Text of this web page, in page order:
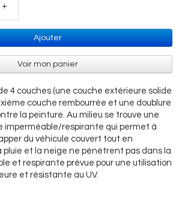
+
Ajouter
Voir mon panier
4 couches (une couche extérieure solide
couche rembourrée et une doublure
la peinture. Au milieu se trouve une
imperméable/respirante qui permet à
du véhicule couvert tout en
et la neige ne pénètrent pas dans la
et respirante prévue pour une utilisation
et résistante au UV.